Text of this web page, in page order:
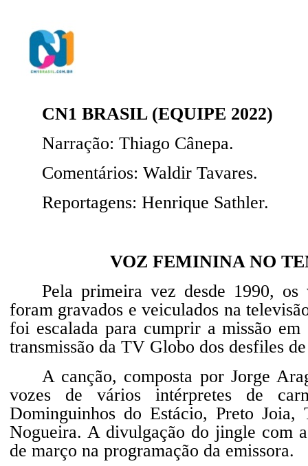
CN1 BRASIL (EQUIPE 2022)
Narração: Thiago Cânepa.
Comentários: Waldir Tavares.
Reportagens: Henrique Sathler.
VOZ FEMININA NO
Pela primeira vez desde 1990, os
foram gravados e veiculados na
foi escalada para cumprir a missão
transmissão da TV Globo dos desfiles
A canção, composta por Jorge
vozes de vários intérpretes de
Dominguinhos do Estácio, Preto
Nogueira. A divulgação do jingle com
de março na programação da emissora.